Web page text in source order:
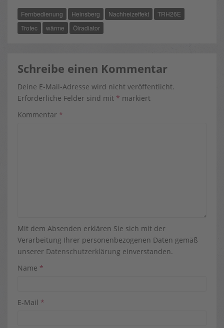
O
O
K
T
T
E
R
E
S
Fernbedienung Heinsberg Nachheizeffekt
TRH26E
Trotec
wärme Ölradiator
Schreibe einen Kommentar
Deine E-Mail-Adresse wird nicht veröffentlicht.
Erforderliche Felder sind mit * markiert
Kommentar *
Mit dem Absenden erklären Sie sich mit der
Verarbeitung Ihrer personenbezogenen Daten gemäß
unserer Datenschutzerklärung einverstanden.
Name *
E-Mail *